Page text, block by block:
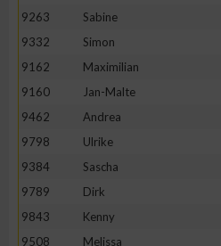
9263
Sabine
9332
Simon
9162
Maximilian
9160
Jan-Malte
9462
Andrea
9798
Ulrike
9384
Sascha
9789
Dirk
9843
Kenny
9508
Melissa